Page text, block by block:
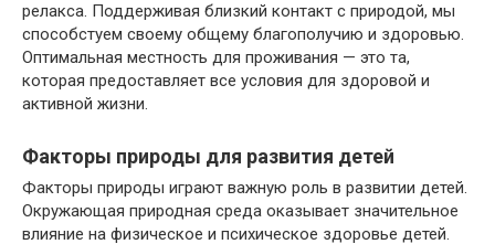
релакса. Поддерживая близкий контакт с природой, мы
способстуем своему общему благополучию и здоровью.
Оптимальная местность для проживания — это та,
которая предоставляет все условия для здоровой и
активной жизни.
Факторы природы для развития детей
Факторы природы играют важную роль в развитии детей.
Окружающая природная среда оказывает значительное
влияние на физическое и психическое здоровье детей.